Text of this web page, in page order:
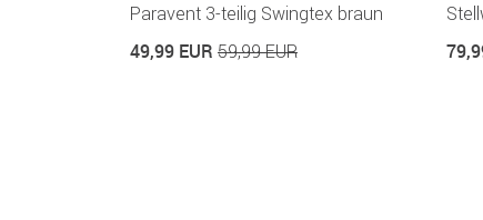
Paravent 3-teilig Swingtex braun
49,99 EUR 59,99 EUR